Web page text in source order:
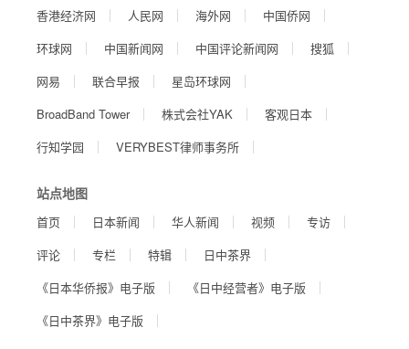
香港经济网
人民网 海外网
中国侨网
环球网
中国新闻网 中国评论新闻网
搜狐
网易
联合早报
星岛环球网
BroadBand Tower
株式会社YAK
客观日本
行知学园
VERYBEST律师事务所
站点地图
首页 日本新闻 华人新闻 视频
专访
评论
专栏 特辑
日中茶界
《日本华侨报》电子版
《日中经营者》电子版
《日中茶界》电子版